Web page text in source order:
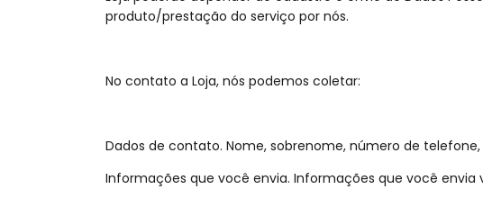
produto/prestação do serviço por nós.
No contato a Loja, nós podemos coletar:
Dados de contato. Nome, sobrenome, número de
Informações que você envia. Informações que você